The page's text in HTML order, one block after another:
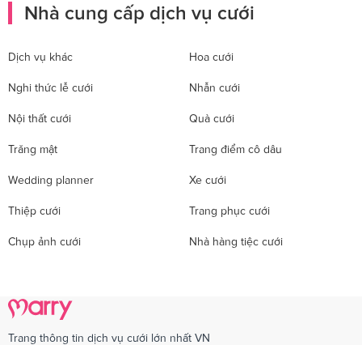
Nhà cung cấp dịch vụ cưới
Dịch vụ khác Hoa cưới
Nghi thức lễ cưới Nhẫn cưới
Nội thất cưới Quà cưới
Trăng mật Trang điểm cô dâu
Wedding planner Xe cưới
Thiệp cưới Trang phục cưới
Chụp ảnh cưới Nhà hàng tiệc cưới
Trang thông tin dịch vụ cưới lớn nhất VN